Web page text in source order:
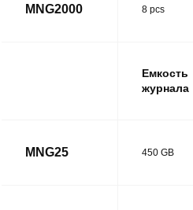
MNG2000 8 pcs
Емкость
журнала
MNG25 450 GB